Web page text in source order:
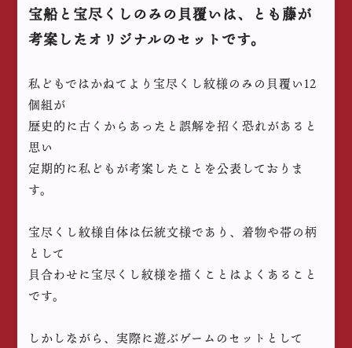
宝船と宝尽くしのみの貝覆いは、とも藤が
考案したオリジナルのセットです。
私どもではかねてより宝尽くし紋様のみの貝覆い12
個組が
歴史的に古くからあったと誤解を招く恐れがあると
思い
定期的に私どもが考案したことを公表しておりま
す。
宝尽くし紋様自体は伝統文様であり、着物や帯の柄
として
貝合わせに宝尽くし紋様を描くことはよくあること
です。
しかしながら、実際に遊ぶゲームのセットとして